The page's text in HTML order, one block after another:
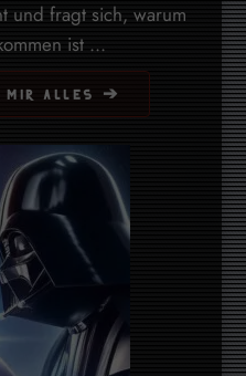
und fragt sich, warum
ist ...
mir alles ➔